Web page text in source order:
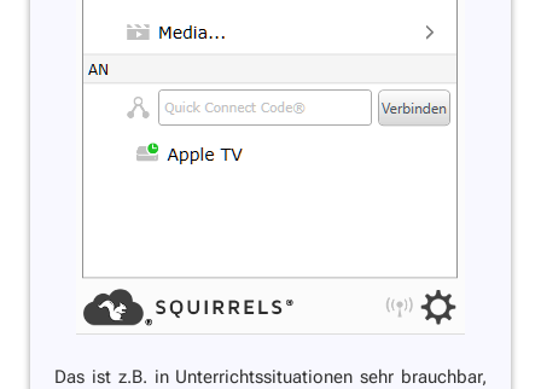
Das ist z.B. in Unterrichtssituationen sehr brauchbar,